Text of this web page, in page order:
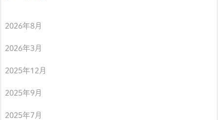
2026年8月
2026年3月
2025年12月
2025年9月
2025年7月